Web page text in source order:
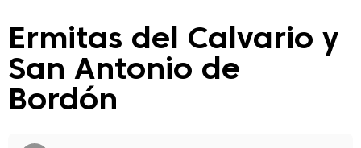
Ermitas del Calvario y
San Antonio de
Bordón